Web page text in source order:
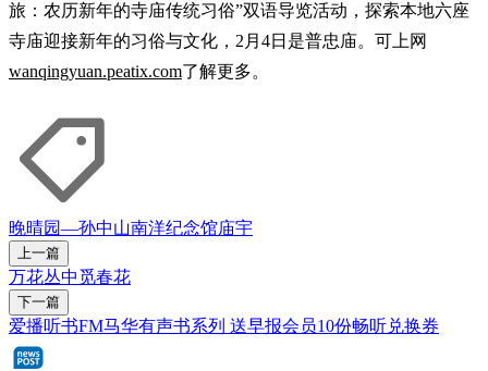
旅：农历新年的寺庙传统习俗”双语导览活动，探索本地六座
寺庙迎接新年的习俗与文化，2月4日是普忠庙。可上网
wanqingyuan.peatix.com了解更多。
晚晴园—孙中山南洋纪念馆庙宇
上一篇
万花丛中觅春花
下一篇
爱播听书FM马华有声书系列 送早报会员10份畅听兑换券